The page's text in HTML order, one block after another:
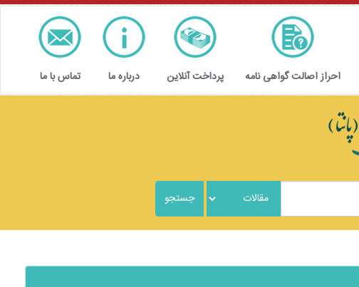
احراز اصالت گواهی نامه پرداخت آنلاین درباره ما تماس با ما